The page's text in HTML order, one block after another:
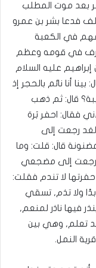
بعد موت المطلب
فدعا بشر بن عمرو
في الكعبة
وشرف في قومه وعظم
عليه السلام
أنا نائم بالحجر إذ
قال‏:‏ ثم ذهب
فقال‏:‏ احفر بَرة‏
رجعت إلى
قال‏:‏ قلت‏:‏ وما
رجعت إلى مضجعي
لا تندم‏ فقلت‏:‏
ولا تذم, تسقي
فيها ناذر لمنعم,
تعلم, وهي بين
النمل‏.‏